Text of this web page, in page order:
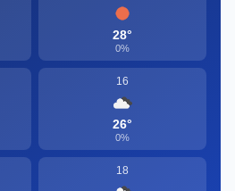
28°
0%
16
26°
0%
18